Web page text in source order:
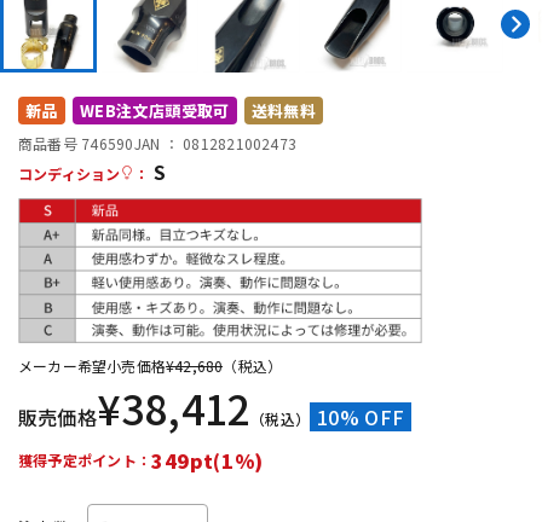
DTM オンライン納品 レコーディング機器
配信/ライブ機器
新品 WEB注文店頭受取可 送料無料
商品番号 746590JAN ： 0812821002473
コンディション
： S
メーカー希望小売価格¥42,680 （税込）
販売価格¥38,412 （税込） 10% OFF
獲得予定ポイント：349pt(1%)